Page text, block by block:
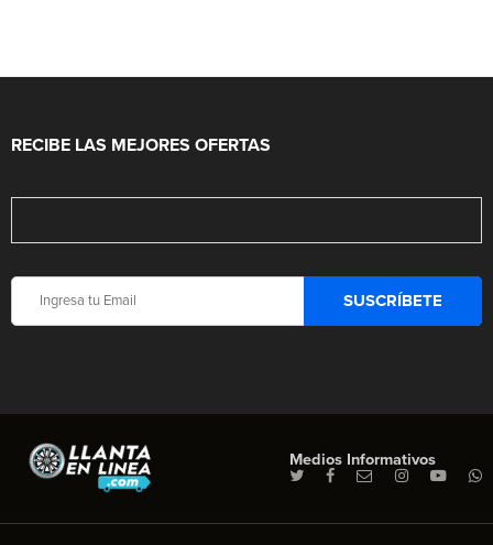
RECIBE LAS MEJORES OFERTAS
Medios Informativos